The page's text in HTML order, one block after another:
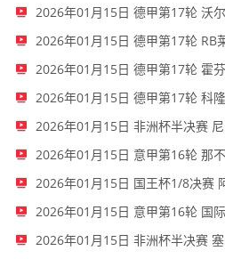
2026年01月15日 德甲第17轮 沃
2026年01月15日 德甲第17轮 RB
2026年01月15日 德甲第17轮 霍
2026年01月15日 德甲第17轮 科
2026年01月15日 非洲杯半决赛
2026年01月15日 意甲第16轮 那
2026年01月15日 意甲第16轮 国
2026年01月15日 非洲杯半决赛